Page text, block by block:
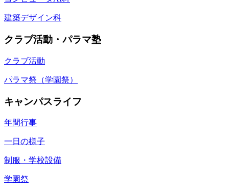
建築デザイン科
クラブ活動・パラマ塾
クラブ活動
パラマ祭（学園祭）
キャンパスライフ
年間行事
一日の様子
制服・学校設備
学園祭